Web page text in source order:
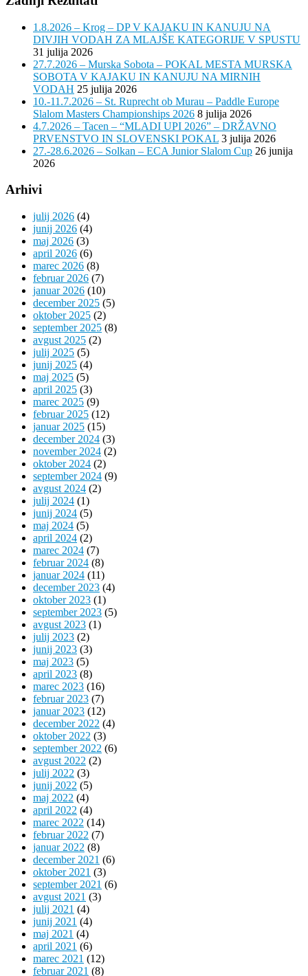
1.8.2026 – Krog – DP V KAJAKU IN KANUJU NA
DIVJIH VODAH ZA MLAJŠE KATEGORIJE V SPUSTU
31 julija 2026
27.7.2026 – Murska Sobota – POKAL MESTA MURSKA
SOBOTA V KAJAKU IN KANUJU NA MIRNIH
VODAH 25 julija 2026
10.-11.7.2026 – St. Ruprecht ob Murau – Paddle Europe
Slalom Masters Championships 2026 8 julija 2026
4.7.2026 – Tacen – “MLADI UPI 2026” – DRŽAVNO
PRVENSTVO IN SLOVENSKI POKAL 3 julija 2026
27.-28.6.2026 – Solkan – ECA Junior Slalom Cup 26 junija
2026
Arhivi
julij 2026 (4)
junij 2026 (4)
maj 2026 (3)
april 2026 (6)
marec 2026 (8)
februar 2026 (7)
januar 2026 (10)
december 2025 (5)
oktober 2025 (2)
september 2025 (8)
avgust 2025 (2)
julij 2025 (5)
junij 2025 (4)
maj 2025 (5)
april 2025 (3)
marec 2025 (9)
februar 2025 (12)
januar 2025 (15)
december 2024 (3)
november 2024 (2)
oktober 2024 (2)
september 2024 (9)
avgust 2024 (2)
julij 2024 (1)
junij 2024 (5)
maj 2024 (5)
april 2024 (2)
marec 2024 (7)
februar 2024 (8)
januar 2024 (11)
december 2023 (4)
oktober 2023 (1)
september 2023 (5)
avgust 2023 (1)
julij 2023 (2)
junij 2023 (3)
maj 2023 (5)
april 2023 (8)
marec 2023 (16)
februar 2023 (7)
januar 2023 (12)
december 2022 (4)
oktober 2022 (3)
september 2022 (6)
avgust 2022 (2)
julij 2022 (3)
junij 2022 (5)
maj 2022 (4)
april 2022 (4)
marec 2022 (14)
februar 2022 (7)
januar 2022 (8)
december 2021 (6)
oktober 2021 (3)
september 2021 (6)
avgust 2021 (3)
julij 2021 (4)
junij 2021 (4)
maj 2021 (4)
april 2021 (6)
marec 2021 (12)
februar 2021 (8)